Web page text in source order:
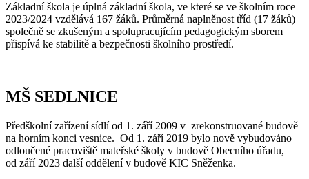
Základní škola je úplná základní škola, ve které se ve školním roce
2023/2024 vzdělává 167 žáků. Průměrná naplněnost tříd (17 žáků)
společně se zkušeným a spolupracujícím pedagogickým sborem
přispívá ke stabilitě a bezpečnosti školního prostředí.
MŠ SEDLNICE
Předškolní zařízení sídlí od 1. září 2009 v zrekonstruované budově
na horním konci vesnice. Od 1. září 2019 bylo nově vybudováno
odloučené pracoviště mateřské školy v budově Obecního úřadu,
od září 2023 další oddělení v budově KIC Sněženka.